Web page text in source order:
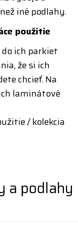
iné podlahy.
použitie
ich parkiet
že si ich
chcieť. Na
laminátové
/ kolekcia
a podlahy